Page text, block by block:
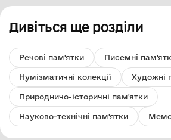
Дивіться ще розділи
Речові пам'ятки Писемні
Нумізматичні колекції Художні
Природничо-історичні пам'ятки
Науково-технічні пам'ятки